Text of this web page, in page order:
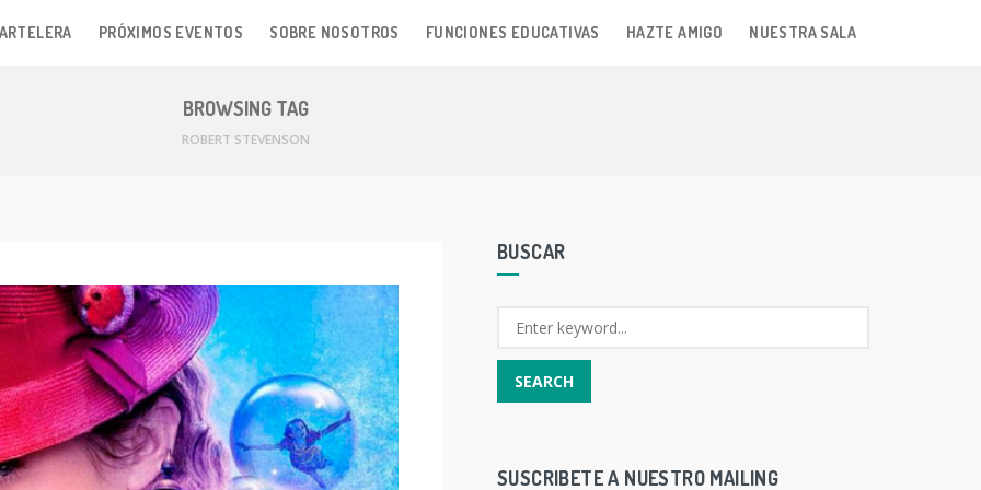
PRÓXIMOS EVENTOS SOBRE NOSOTROS FUNCIONES EDUCATIVAS HAZTE AMIGO NUESTRA SALA
BROWSING TAG
ROBERT STEVENSON
BUSCAR
SUSCRIBETE A NUESTRO MAILING